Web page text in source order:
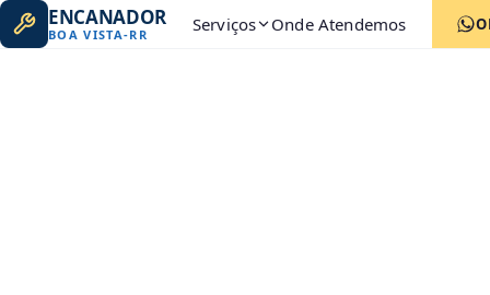
ENCANADOR
BOA VISTA-RR Serviços Onde Atendemos